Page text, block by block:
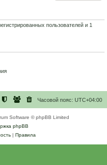
пользователей и 1
Часовой пояс: UTC+04:00
Software © phpBB Limited
phpBB
| Правила